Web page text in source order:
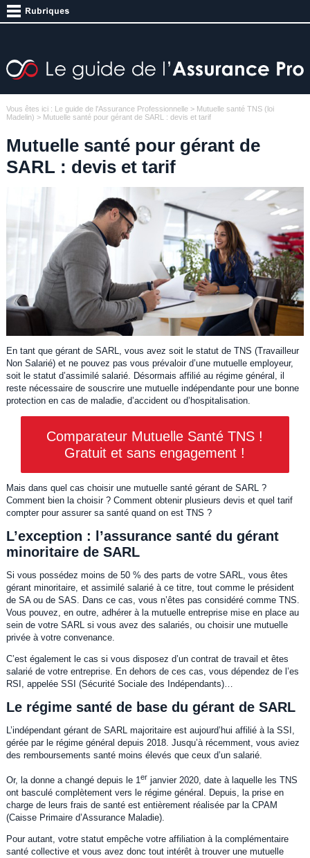
Vous êtes ici : Le guide de l'Assurance Professionnelle> Mutuelle santé TNS (loi
Madelin) > Mutuelle santé pour gérant de SARL : devis et tarif
Mutuelle santé pour gérant de
SARL : devis et tarif
En tant que gérant de SARL, vous avez soit le statut de TNS (Travailleur
Non Salarié) et ne pouvez pas vous prévaloir d’une mutuelle employeur,
soit le statut d’assimilé salarié. Désormais affilié au régime général, il
reste nécessaire de souscrire une mutuelle indépendante pour une bonne
protection en cas de maladie, d’accident ou d’hospitalisation.
Comparateur Mutuelle Santé TNS !
Gratuit et sans engagement !
Mais dans quel cas choisir une mutuelle santé gérant de SARL ?
Comment bien la choisir ? Comment obtenir plusieurs devis et quel tarif
compter pour assurer sa santé quand on est TNS ?
L’exception : l’assurance santé du gérant
minoritaire de SARL
Si vous possédez moins de 50 % des parts de votre SARL, vous êtes
gérant minoritaire, et assimilé salarié à ce titre, tout comme le président
de SA ou de SAS. Dans ce cas, vous n’êtes pas considéré comme TNS.
Vous pouvez, en outre, adhérer à la mutuelle entreprise mise en place au
sein de votre SARL si vous avez des salariés, ou choisir une mutuelle
privée à votre convenance.
C’est également le cas si vous disposez d’un contrat de travail et êtes
salarié de votre entreprise. En dehors de ces cas, vous dépendez de l’es
RSI, appelée SSI (Sécurité Sociale des Indépendants)…
Le régime santé de base du gérant de SARL
L’indépendant gérant de SARL majoritaire est aujourd’hui affilié à la SSI,
gérée par le régime général depuis 2018. Jusqu’à récemment, vous aviez
des remboursements santé moins élevés que ceux d’un salarié.
Or, la donne a changé depuis le 1er janvier 2020, date à laquelle les TNS
ont basculé complètement vers le régime général. Depuis, la prise en
charge de leurs frais de santé est entièrement réalisée par la CPAM
(Caisse Primaire d’Assurance Maladie).
Pour autant, votre statut empêche votre affiliation à la complémentaire
santé collective et vous avez donc tout intérêt à trouver une mutuelle